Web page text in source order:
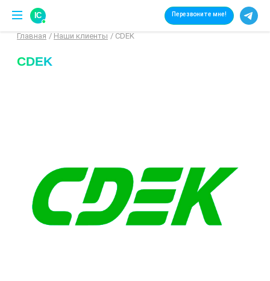
IC Перезвоните мне!
Главная Наши клиенты CDEK
CDEK